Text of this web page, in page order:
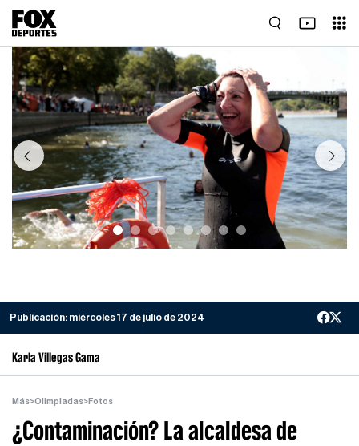
Previous Next
Publicación: miércoles 17 de julio de 2024
Karla Villegas Gama
Más>Olimpiadas>Fotos
¿Contaminación? La alcaldesa de